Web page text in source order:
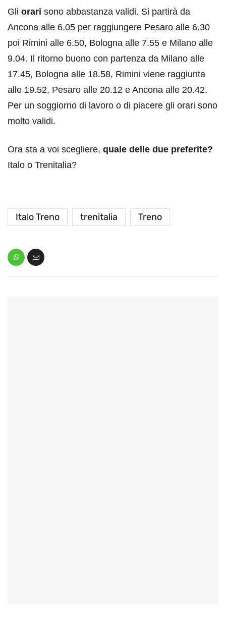
Gli orari sono abbastanza validi. Si partirà da
Ancona alle 6.05 per raggiungere Pesaro alle 6.30
poi Rimini alle 6.50, Bologna alle 7.55 e Milano alle
9.04. Il ritorno buono con partenza da Milano alle
17.45, Bologna alle 18.58, Rimini viene raggiunta
alle 19.52, Pesaro alle 20.12 e Ancona alle 20.42.
Per un soggiorno di lavoro o di piacere gli orari sono
molto validi.
Ora sta a voi scegliere, quale delle due preferite?
Italo o Trenitalia?
Italo Treno trenitalia Treno